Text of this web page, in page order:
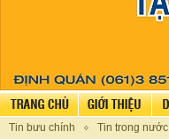
Tin bưu chính Tin trong nước